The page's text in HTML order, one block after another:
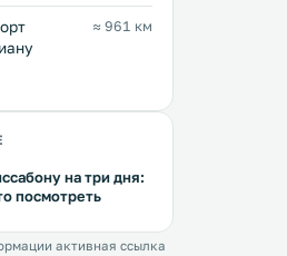
≈ 961 км
на три дня:
посмотреть
активная ссылка